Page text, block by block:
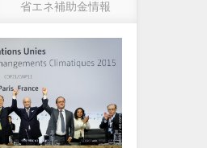
省エネ補助金情報